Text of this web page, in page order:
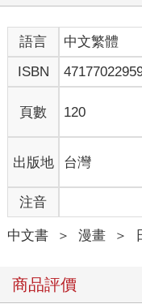
語言 中文繁體
ISBN
頁數 120
出版地 台灣
注音
中文書 ＞ 漫畫 ＞
商品評價